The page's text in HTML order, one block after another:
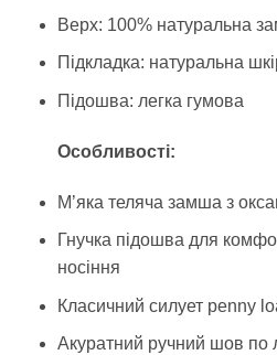
Верх: 100% натуральна
Підкладка: натуральна
Підошва: легка гумова
Особливості:
М’яка теляча замша з
Гнучка підошва для
носіння
Класичний силует penny
Акуратний ручний шов по